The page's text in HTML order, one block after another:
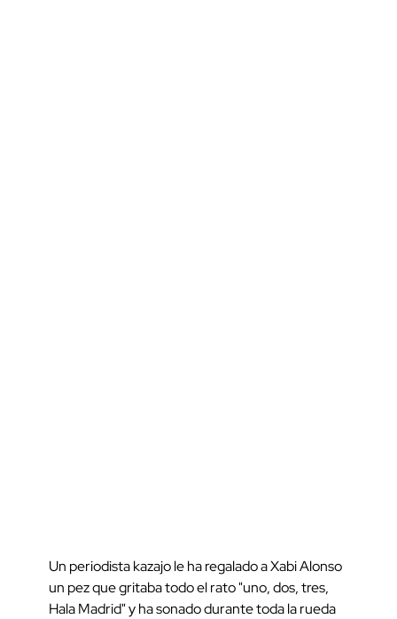
Un periodista kazajo le ha regalado a Xabi Alonso
un pez que gritaba todo el rato "uno, dos, tres,
Hala Madrid" y ha sonado durante toda la rueda